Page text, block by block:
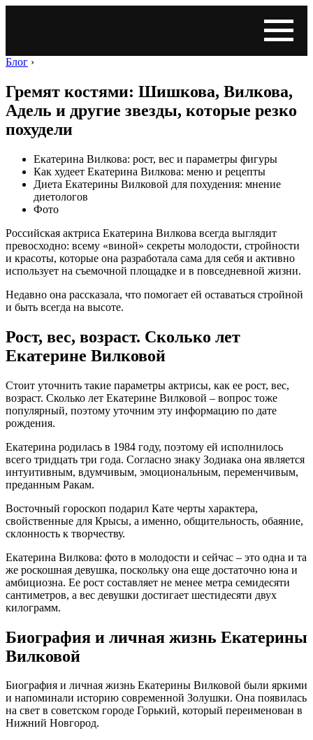
Блог ›
Гремят костями: Шишкова, Вилкова,
Адель и другие звезды, которые резко
похудели
Екатерина Вилкова: рост, вес и параметры фигуры
Как худеет Екатерина Вилкова: меню и рецепты
Диета Екатерины Вилковой для похудения: мнение
диетологов
Фото
Российская актриса Екатерина Вилкова всегда выглядит
превосходно: всему «виной» секреты молодости, стройности
и красоты, которые она разработала сама для себя и активно
использует на съемочной площадке и в повседневной жизни.
Недавно она рассказала, что помогает ей оставаться стройной
и быть всегда на высоте.
Рост, вес, возраст. Сколько лет
Екатерине Вилковой
Стоит уточнить такие параметры актрисы, как ее рост, вес,
возраст. Сколько лет Екатерине Вилковой – вопрос тоже
популярный, поэтому уточним эту информацию по дате
рождения.
Екатерина родилась в 1984 году, поэтому ей исполнилось
всего тридцать три года. Согласно знаку Зодиака она является
интуитивным, вдумчивым, эмоциональным, переменчивым,
преданным Ракам.
Восточный гороскоп подарил Кате черты характера,
свойственные для Крысы, а именно, общительность, обаяние,
склонность к творчеству.
Екатерина Вилкова: фото в молодости и сейчас – это одна и та
же роскошная девушка, поскольку она еще достаточно юна и
амбициозна. Ее рост составляет не менее метра семидесяти
сантиметров, а вес девушки достигает шестидесяти двух
килограмм.
Биография и личная жизнь Екатерины
Вилковой
Биография и личная жизнь Екатерины Вилковой были яркими
и напоминали историю современной Золушки. Она появилась
на свет в советском городе Горький, который переименован в
Нижний Новгород.